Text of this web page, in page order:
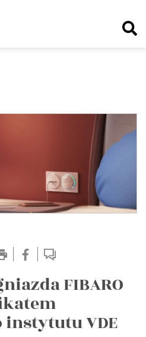
FIBARO
VDE